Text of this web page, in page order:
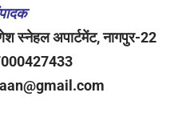
स्नेहल अपार्टमेंट, नागपुर-22